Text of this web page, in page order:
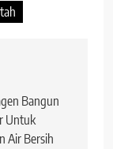
Bangun
Untuk
Air Bersih